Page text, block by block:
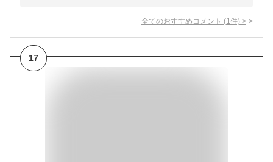
全てのおすすめコメント (1 件) >
17